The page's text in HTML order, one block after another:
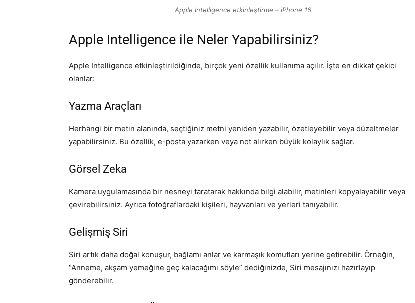
Apple Intelligence etkinleştirme – iPhone 16
Apple Intelligence ile Neler Yapabilirsiniz?
Apple Intelligence etkinleştirildiğinde, birçok yeni özellik kullanıma açılır. İşte en dikkat çekici
olanlar:
Yazma Araçları
Herhangi bir metin alanında, seçtiğiniz metni yeniden yazabilir, özetleyebilir veya düzeltmeler
yapabilirsiniz. Bu özellik, e-posta yazarken veya not alırken büyük kolaylık sağlar.
Görsel Zeka
Kamera uygulamasında bir nesneyi taratarak hakkında bilgi alabilir, metinleri kopyalayabilir veya
çevirebilirsiniz. Ayrıca fotoğraflardaki kişileri, hayvanları ve yerleri tanıyabilir.
Gelişmiş Siri
Siri artık daha doğal konuşur, bağlamı anlar ve karmaşık komutları yerine getirebilir. Örneğin,
“Anneme, akşam yemeğine geç kalacağımı söyle” dediğinizde, Siri mesajınızı hazırlayıp
gönderebilir.